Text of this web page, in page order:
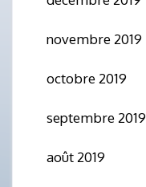
novembre 2019
octobre 2019
septembre 2019
août 2019